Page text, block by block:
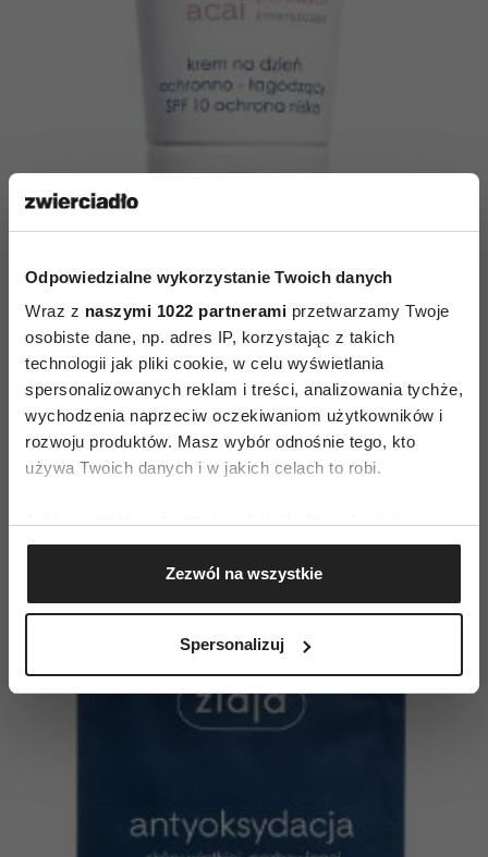
Odpowiedzialne wykorzystanie Twoich danych
Wraz z naszymi 1022 partnerami przetwarzamy Twoje
osobiste dane, np. adres IP, korzystając z takich
technologii jak pliki cookie, w celu wyświetlania
spersonalizowanych reklam i treści, analizowania tychże,
wychodzenia naprzeciw oczekiwaniom użytkowników i
rozwoju produktów. Masz wybór odnośnie tego, kto
używa Twoich danych i w jakich celach to robi.
Gromadzić dane dotyczące Twojej lokalizacji
geograficznej z dokładnością nawet do kilku metrów
Identyfikować Twoje urządzenie, aktywnie
(fingerprinting, czyli wirtualny odcisk palca)
dane są przetwarzane oraz ustaw własne preferencje w
Wykorzystujemy pliki cookie do spersonalizowania treści
i reklam, aby oferować funkcje społecznościowe i
Zezwól na wszystkie
Spersonalizuj
Maseczka na twarz i szyję na noc aktywnie
wygładzająca, łagodząca podrażnieniato emulsja
nawilżająca, uzupełniająca wieczorną pielęgnację.
Aktywnie wygładza, ujędrnia i zmiękcza skórę. Dba
o optymalne, długotrwałe nawilżenie. Działa
kojąco na podrażnienia.